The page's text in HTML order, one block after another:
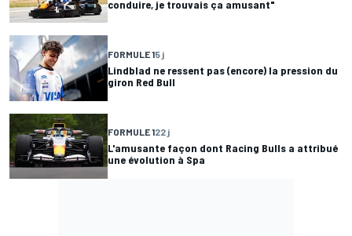
conduire, je trouvais ça amusant"
FORMULE 15 j
Lindblad ne ressent pas (encore) la pression du
giron Red Bull
FORMULE 122 j
L'amusante façon dont Racing Bulls a attribué
une évolution à Spa